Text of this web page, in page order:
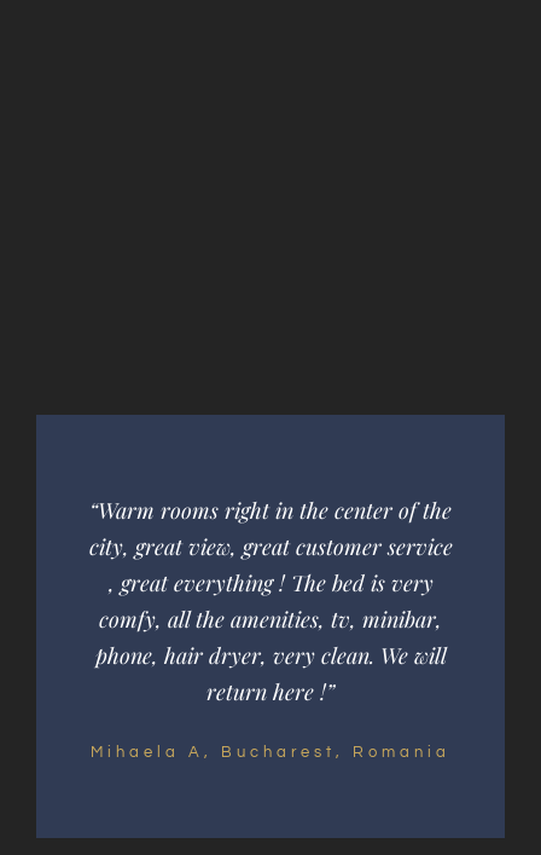
“Warm rooms right in the center of the
city, great view, great customer service
, great everything ! The bed is very
comfy, all the amenities, tv, minibar,
phone, hair dryer, very clean. We will
return here !”
Mihaela A, Bucharest, Romania